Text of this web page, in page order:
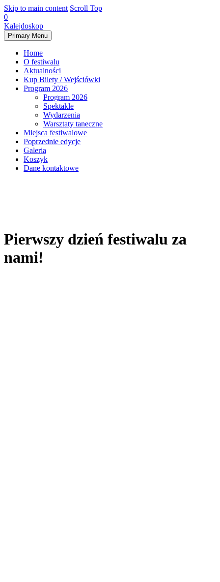
Skip to main content Scroll Top
0
Kalejdoskop
Primary Menu
Home
O festiwalu
Aktualności
Kup Bilety / Wejściówki
Program 2026
Program 2026
Spektakle
Wydarzenia
Warsztaty taneczne
Miejsca festiwalowe
Poprzednie edycje
Galeria
Koszyk
Dane kontaktowe
Pierwszy dzień festiwalu za
nami!